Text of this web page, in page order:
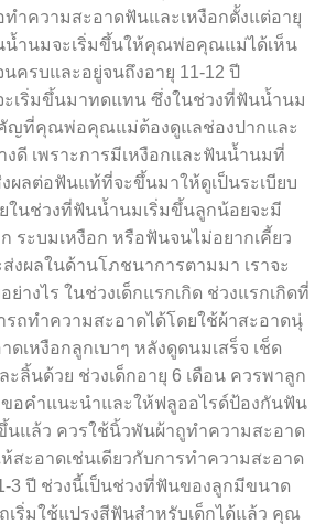
ำความสะอาดฟันและเหงือกตั้งแต่อายุ
น้ำนมจะเริ่มขึ้นให้คุณพ่อคุณแม่ได้เห็น
นครบและอยู่จนถึงอายุ 11-12 ปี
เริ่มขึ้นมาทดแทน ซึ่งในช่วงที่ฟันน้ำนม
ญที่คุณพ่อคุณแม่ต้องดูแลช่องปากและ
งดี เพราะการมีเหงือกและฟันน้ำนมที่
ผลต่อฟันแท้ที่จะขึ้นมาให้ดูเป็นระเบียบ
ในช่วงที่ฟันน้ำนมเริ่มขึ้นลูกน้อยจะมี
ระบมเหงือก หรือฟันจนไม่อยากเคี้ยว
งผลในด้านโภชนาการตามมา เราจะ
างไร ในช่วงเด็กแรกเกิด ช่วงแรกเกิดที่
ถทำความสะอาดได้โดยใช้ผ้าสะอาดนุ่
ดเหงือกลูกเบาๆ หลังดูดนมเสร็จ เช็ด
ลิ้นด้วย ช่วงเด็กอายุ 6 เดือน ควรพาลูก
อคำแนะนำและให้ฟลูออไรด์ป้องกันฟัน
นแล้ว ควรใช้นิ้วพันผ้าถูทำความสะอาด
สะอาดเช่นเดียวกับการทำความสะอาด
3 ปี ช่วงนี้เป็นช่วงที่ฟันของลูกมีขนาด
ริ่มใช้แปรงสีฟันสำหรับเด็กได้แล้ว คุณ